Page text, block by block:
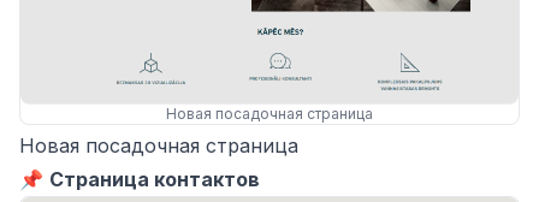
Новая посадочная страница
Новая посадочная страница
📌 Страница контактов